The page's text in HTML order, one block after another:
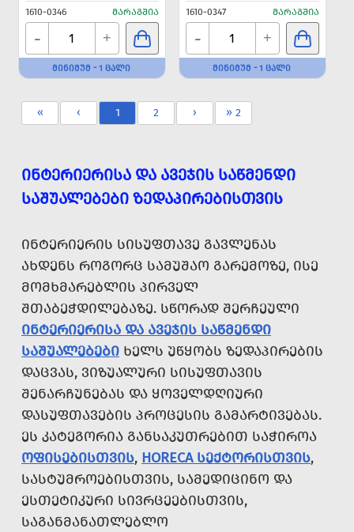
1610-0346 ᲛᲐᲠᲐᲒᲨᲘᲐ
- +
ᲛᲘᲜᲘᲛᲣᲛ - 1 ᲪᲐᲚᲘ
1610-0347 ᲛᲐᲠᲐᲒᲨᲘᲐ
- +
ᲛᲘᲜᲘᲛᲣᲛ - 1 ᲪᲐᲚᲘ
« ‹ 1 2 › » 2
ᲘᲜᲢᲔᲠᲘᲔᲠᲘᲡᲐ ᲓᲐ ᲐᲕᲔᲯᲘᲡ ᲡᲐᲬᲛᲔᲜᲓᲘ
ᲡᲐᲨᲣᲐᲚᲔᲑᲔᲑᲘ ᲖᲔᲓᲐᲞᲘᲠᲔᲑᲘᲡᲗᲕᲘᲡ
ᲘᲜᲢᲔᲠᲘᲔᲠᲘᲡ ᲡᲘᲡᲣᲤᲗᲐᲕᲔ ᲒᲐᲕᲚᲔᲜᲐᲡ
ᲐᲮᲓᲔᲜᲡ ᲠᲝᲒᲝᲠᲪ ᲡᲐᲛᲣᲨᲐᲝ ᲒᲐᲠᲔᲛᲝᲖᲔ, ᲘᲡᲔ
ᲛᲝᲛᲮᲛᲐᲠᲔᲑᲚᲘᲡ ᲞᲘᲠᲕᲔᲚ
ᲨᲗᲐᲑᲔᲭᲓᲘᲚᲔᲑᲐᲖᲔ. ᲡᲬᲝᲠᲐᲓ ᲨᲔᲠᲩᲔᲣᲚᲘ
ᲘᲜᲢᲔᲠᲘᲔᲠᲘᲡᲐ ᲓᲐ ᲐᲕᲔᲯᲘᲡ ᲡᲐᲬᲛᲔᲜᲓᲘ
ᲡᲐᲨᲣᲐᲚᲔᲑᲔᲑᲘ ᲮᲔᲚᲡ ᲣᲬᲧᲝᲑᲡ ᲖᲔᲓᲐᲞᲘᲠᲔᲑᲘᲡ
ᲓᲐᲪᲕᲐᲡ, ᲕᲘᲖᲣᲐᲚᲣᲠᲘ ᲡᲘᲡᲣᲤᲗᲐᲕᲘᲡ
ᲨᲔᲜᲐᲠᲩᲣᲜᲔᲑᲐᲡ ᲓᲐ ᲧᲝᲕᲔᲚᲓᲦᲘᲣᲠᲘ
ᲓᲐᲡᲣᲤᲗᲐᲕᲔᲑᲘᲡ ᲞᲠᲝᲪᲔᲡᲘᲡ ᲒᲐᲛᲐᲠᲢᲘᲕᲔᲑᲐᲡ.
ᲔᲡ ᲙᲐᲢᲔᲒᲝᲠᲘᲐ ᲒᲐᲜᲡᲐᲙᲣᲗᲠᲔᲑᲘᲗ ᲡᲐᲭᲘᲠᲝᲐ
ᲝᲤᲘᲡᲔᲑᲘᲡᲗᲕᲘᲡ, HORECA ᲡᲔᲥᲢᲝᲠᲘᲡᲗᲕᲘᲡ,
ᲡᲐᲡᲢᲣᲛᲠᲝᲔᲑᲘᲡᲗᲕᲘᲡ, ᲡᲐᲛᲔᲓᲘᲪᲘᲜᲝ ᲓᲐ
ᲔᲡᲗᲔᲢᲘᲙᲣᲠᲘ ᲡᲘᲕᲠᲪᲔᲔᲑᲘᲡᲗᲕᲘᲡ,
ᲡᲐᲒᲐᲜᲛᲐᲜᲐᲗᲚᲔᲑᲚᲝ